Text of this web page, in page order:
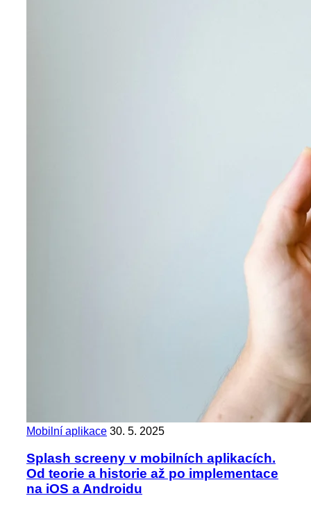
Mobilní aplikace 30. 5. 2025
Splash screeny v mobilních aplikacích.
Od teorie a historie až po implementace
na iOS a Androidu